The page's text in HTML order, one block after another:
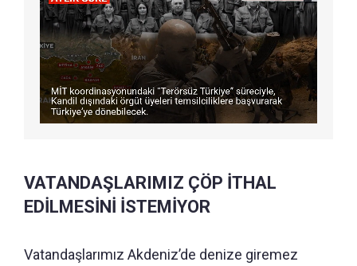
VATANDAŞLARIMIZ ÇÖP İTHAL
EDİLMESİNİ İSTEMİYOR
Vatandaşlarımız Akdeniz’de denize giremez